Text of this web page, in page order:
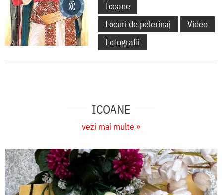
Icoane
Locuri de pelerinaj
Video
Fotografii
ICOANE
vezi mai multe »